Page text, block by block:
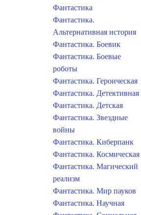
Фантастика
Фантастика.
Альтернативная история
Фантастика. Боевик
Фантастика. Боевые
роботы
Фантастика. Героическая
Фантастика. Детективная
Фантастика. Детская
Фантастика. Звездные
войны
Фантастика. Киберпанк
Фантастика. Космическая
Фантастика. Магический
реализм
Фантастика. Мир пауков
Фантастика. Научная